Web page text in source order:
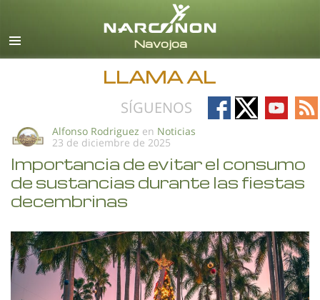
Español
Todas las Regiones/Idiomas
LLAMA AL
SÍGUENOS
Follow
on
Follow
on
Follow
on
on
Alfonso Rodriguez en Noticias
23 de diciembre de 2025
Importancia de evitar el consumo
de sustancias durante las fiestas
decembrinas